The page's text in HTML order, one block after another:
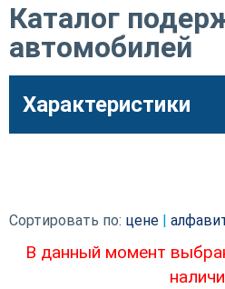
Каталог
автомобилей
Характеристики
Сортировать по: цене
В данный момент